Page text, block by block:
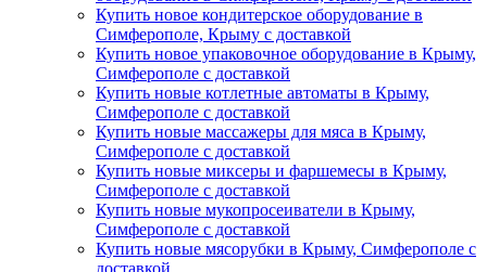
Купить новое кондитерское оборудование в
Симферополе, Крыму с доставкой
Купить новое упаковочное оборудование в Крыму,
Симферополе с доставкой
Купить новые котлетные автоматы в Крыму,
Симферополе с доставкой
Купить новые массажеры для мяса в Крыму,
Симферополе с доставкой
Купить новые миксеры и фаршемесы в Крыму,
Симферополе с доставкой
Купить новые мукопросеиватели в Крыму,
Симферополе с доставкой
Купить новые мясорубки в Крыму, Симферополе с
доставкой